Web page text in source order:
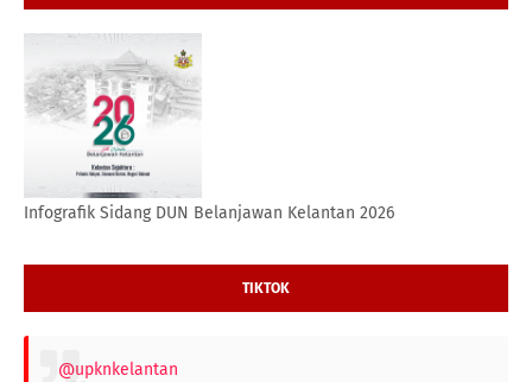
Infografik Sidang DUN Belanjawan Kelantan 2026
TIKTOK
@upknkelantan